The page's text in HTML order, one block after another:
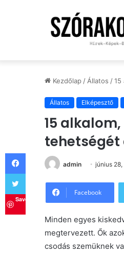
Kezdőlap / Állatos /15
Állatos Elképesztő
15
tehetségét
admin június
Facebook
Minden egyes
megtervezett. Ők
csodás szemüknek
Facebook
Twitter
Save